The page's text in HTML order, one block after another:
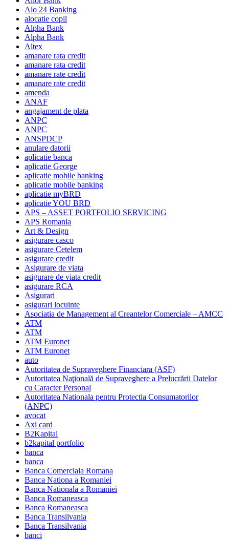
Alo 24 Banking
alocatie copil
Alpha Bank
Alpha Bank
Altex
amanare rata credit
amanare rata credit
amanare rate credit
amanare rate credit
amenda
ANAF
angajament de plata
ANPC
ANPC
ANSPDCP
anulare datorii
aplicatie banca
aplicatie George
aplicatie mobile banking
aplicatie mobile banking
aplicatie myBRD
aplicatie YOU BRD
APS – ASSET PORTFOLIO SERVICING
APS Romania
Art & Design
asigurare casco
asigurare Cetelem
asigurare credit
Asigurare de viata
asigurare de viata credit
asigurare RCA
Asigurari
asigurari locuinte
Asociatia de Management al Creantelor Comerciale – AMCC
ATM
ATM
ATM Euronet
ATM Euronet
auto
Autoritatea de Supraveghere Financiara (ASF)
Autoritatea Naţională de Supraveghere a Prelucrării Datelor
cu Caracter Personal
Autoritatea Nationala pentru Protectia Consumatorilor
(ANPC)
avocat
Axi card
B2Kapital
b2kapital portfolio
banca
banca
Banca Comerciala Romana
Banca Nationa a Romaniei
Banca Nationala a Romaniei
Banca Romaneasca
Banca Romaneasca
Banca Transilvania
Banca Transilvania
banci